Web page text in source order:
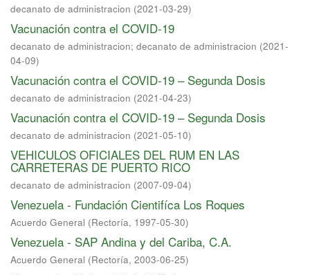
decanato de administracion (2021-03-29)
Vacunación contra el COVID-19
decanato de administracion; decanato de administracion (2021-
04-09)
Vacunación contra el COVID-19 – Segunda Dosis
decanato de administracion (2021-04-23)
Vacunación contra el COVID-19 – Segunda Dosis
decanato de administracion (2021-05-10)
VEHICULOS OFICIALES DEL RUM EN LAS
CARRETERAS DE PUERTO RICO
decanato de administracion (2007-09-04)
Venezuela - Fundación Cientifíca Los Roques
Acuerdo General (Rectoría, 1997-05-30)
Venezuela - SAP Andina y del Cariba, C.A.
Acuerdo General (Rectoría, 2003-06-25)